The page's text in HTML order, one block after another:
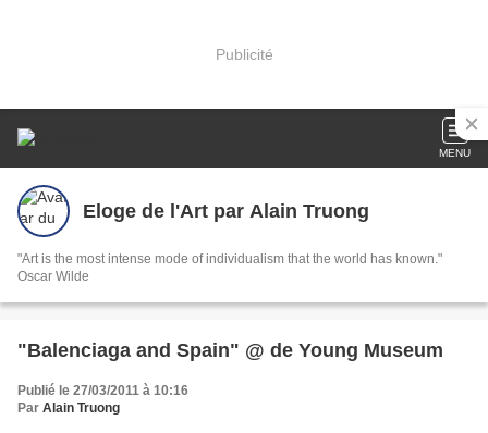
Publicité
MENU
Eloge de l'Art par Alain Truong
"Art is the most intense mode of individualism that the world has known."
Oscar Wilde
"Balenciaga and Spain" @ de Young Museum
Publié le 27/03/2011 à 10:16
Par Alain Truong